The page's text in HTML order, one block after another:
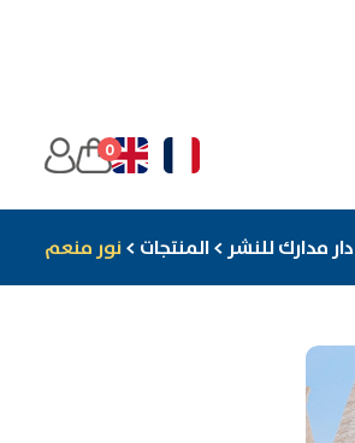
0
دار مدارك للنشر >المنتجات >نور منعم